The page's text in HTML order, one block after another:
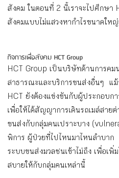
สังคม ในตอนที่ 2 นี้เราจะไปศึกษา
สังคมแบบไม่แสวงหากำไรขนาดให
กิจการเพื่อสังคม HCT Group
HCT Group เป็นบริษัทด้านการคม
สาธารณะและบริการขนส่งอื่นๆ แม้
HCT ยังต้องแข่งขันกับผู้ประกอบก
เพื่อให้ได้สัญญาการเดินรถเมล์สาย
ขนส่งกับกลุ่มคนเปราะบาง
พิการ ผู้ป่วยที่ไปไหนมาไหนลำบาก
ระบบขนส่งมวลชนเข้าไม่ถึง เพื่อเพิ่
สบายให้กับกลุ่มคนเหล่านี้